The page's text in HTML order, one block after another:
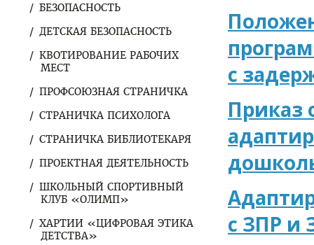
БЕЗОПАСНОСТЬ
ДЕТСКАЯ БЕЗОПАСНОСТЬ
КВОТИРОВАНИЕ РАБОЧИХ
МЕСТ
ПРОФСОЮЗНАЯ СТРАНИЧКА
СТРАНИЧКА ПСИХОЛОГА
СТРАНИЧКА БИБЛИОТЕКАРЯ
ПРОЕКТНАЯ ДЕЯТЕЛЬНОСТЬ
ШКОЛЬНЫЙ СПОРТИВНЫЙ
КЛУБ «ОЛИМП»
ХАРТИИ «ЦИФРОВАЯ ЭТИКА
ДЕТСТВА»
с
Приказ
с ЗПР и